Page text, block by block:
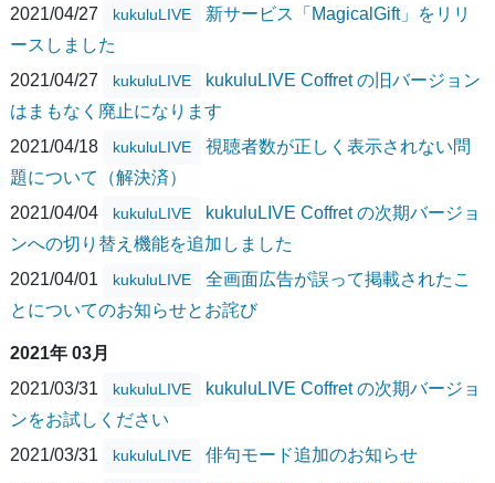
2021/04/27
kukuluLIVE
新サービス「MagicalGift」をリリ
ースしました
2021/04/27
kukuluLIVE
kukuluLIVE Coffret の旧バージョン
はまもなく廃止になります
2021/04/18
kukuluLIVE
視聴者数が正しく表示されない問
題について（解決済）
2021/04/04
kukuluLIVE
kukuluLIVE Coffret の次期バージョ
ンへの切り替え機能を追加しました
2021/04/01
kukuluLIVE
全画面広告が誤って掲載されたこ
とについてのお知らせとお詫び
2021年 03月
2021/03/31
kukuluLIVE
kukuluLIVE Coffret の次期バージョ
ンをお試しください
2021/03/31
kukuluLIVE 俳句モード追加のお知らせ